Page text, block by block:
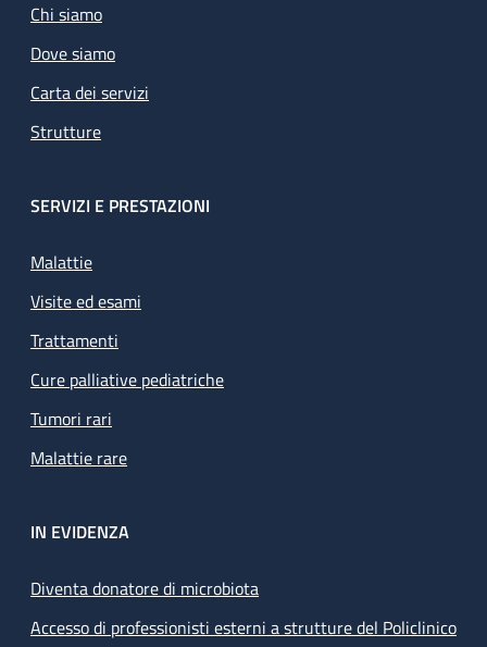
Chi siamo
Dove siamo
Carta dei servizi
Strutture
SERVIZI E PRESTAZIONI
Malattie
Visite ed esami
Trattamenti
Cure palliative pediatriche
Tumori rari
Malattie rare
IN EVIDENZA
Diventa donatore di microbiota
Accesso di professionisti esterni a strutture del Policlinico